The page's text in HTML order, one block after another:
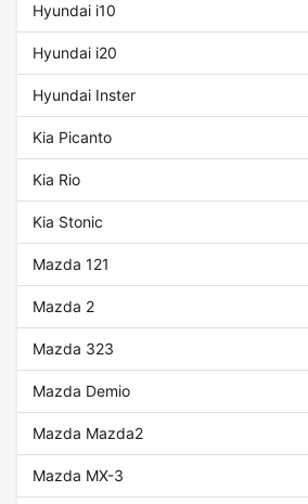
Hyundai i10
Hyundai i20
Hyundai Inster
Kia Picanto
Kia Rio
Kia Stonic
Mazda 121
Mazda 2
Mazda 323
Mazda Demio
Mazda Mazda2
Mazda MX-3